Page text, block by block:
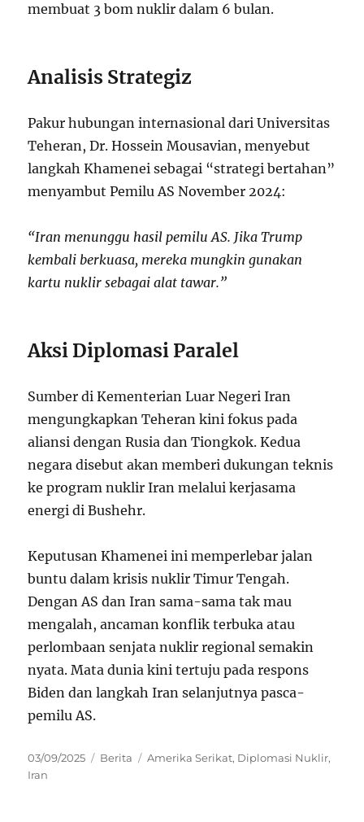
membuat 3 bom nuklir dalam 6 bulan.
Analisis Strategiz
Pakur hubungan internasional dari Universitas
Teheran, Dr. Hossein Mousavian, menyebut
langkah Khamenei sebagai “strategi bertahan”
menyambut Pemilu AS November 2024:
“Iran menunggu hasil pemilu AS. Jika Trump
kembali berkuasa, mereka mungkin gunakan
kartu nuklir sebagai alat tawar.”
Aksi Diplomasi Paralel
Sumber di Kementerian Luar Negeri Iran
mengungkapkan Teheran kini fokus pada
aliansi dengan Rusia dan Tiongkok. Kedua
negara disebut akan memberi dukungan teknis
ke program nuklir Iran melalui kerjasama
energi di Bushehr.
Keputusan Khamenei ini memperlebar jalan
buntu dalam krisis nuklir Timur Tengah.
Dengan AS dan Iran sama-sama tak mau
mengalah, ancaman konflik terbuka atau
perlombaan senjata nuklir regional semakin
nyata. Mata dunia kini tertuju pada respons
Biden dan langkah Iran selanjutnya pasca-
pemilu AS.
Posted
on
03/09/2025 Categories
Berita Tags
Amerika Serikat, Diplomasi Nuklir,
Iran